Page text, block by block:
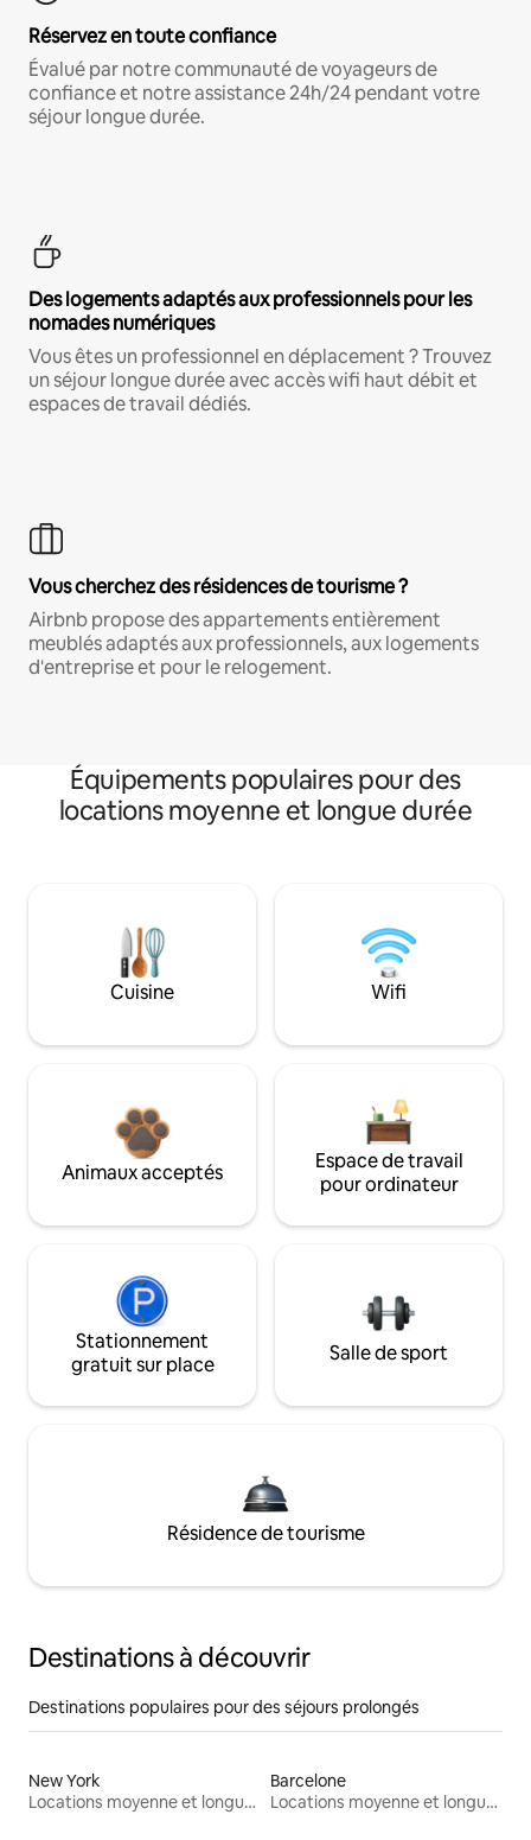
Réservez en toute confiance
Évalué par notre communauté de voyageurs de
confiance et notre assistance 24h/24 pendant votre
séjour longue durée.
Des logements adaptés aux professionnels pour les
nomades numériques
Vous êtes un professionnel en déplacement ? Trouvez
un séjour longue durée avec accès wifi haut débit et
espaces de travail dédiés.
Vous cherchez des résidences de tourisme ?
Airbnb propose des appartements entièrement
meublés adaptés aux professionnels, aux logements
d'entreprise et pour le relogement.
Équipements populaires pour des
locations moyenne et longue durée
Cuisine Wifi
Animaux acceptés
Espace de travail
pour ordinateur
Stationnement
gratuit sur place
Salle de sport
Résidence de tourisme
Destinations à découvrir
Destinations populaires pour des séjours prolongés
New York
Locations moyenne et longue durée
Barcelone
Locations moyenne et longue durée